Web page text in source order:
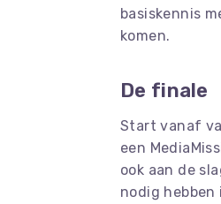
basiskennis
komen.
De finale
Start vanaf
een
ook aan de
nodig hebben